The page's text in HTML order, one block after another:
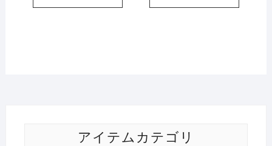
アイテムカテゴリ